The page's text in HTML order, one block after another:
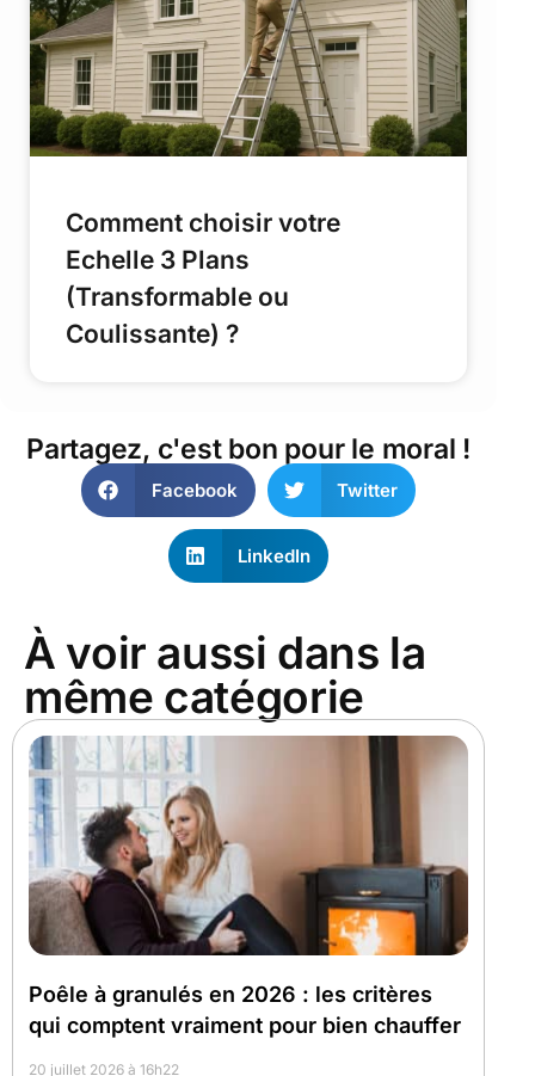
Comment choisir votre
Echelle 3 Plans
(Transformable ou
Coulissante) ?
Partagez, c'est bon pour le moral !
Facebook Twitter
LinkedIn
À voir aussi dans la
même catégorie
Poêle à granulés en 2026 : les critères
qui comptent vraiment pour bien chauffer
20 juillet 2026 à 16h22